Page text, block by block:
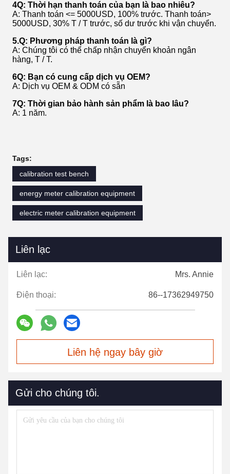
4Q: Thời hạn thanh toán của bạn là bao nhiêu?
A: Thanh toán <= 5000USD, 100% trước. Thanh toán>
5000USD, 30% T / T trước, số dư trước khi vận chuyển.
5.Q: Phương pháp thanh toán là gì?
A: Chúng tôi có thể chấp nhận chuyển khoản ngân
hàng, T / T.
6Q: Bạn có cung cấp dịch vụ OEM?
A: Dịch vụ OEM & ODM có sẵn
7Q: Thời gian bảo hành sản phẩm là bao lâu?
A: 1 năm.
Tags:
calibration test bench
energy meter calibration equipment
electric meter calibration equipment
Liên lạc
Liên lạc: Mrs. Annie
Điện thoại: 86--17362949750
Liên hệ ngay bây giờ
Gửi cho chúng tôi.